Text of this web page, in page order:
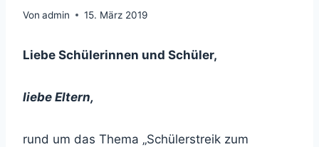
Von admin 15. März 2019
Liebe Schülerinnen und Schüler,
liebe Eltern,
rund um das Thema „Schülerstreik zum